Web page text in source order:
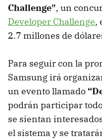
Challenge", un
Developer Challenge,
2.7 millones de
Para seguir con la
Samsung irá
un evento llamado
podrán participar
se sientan
el sistema y se